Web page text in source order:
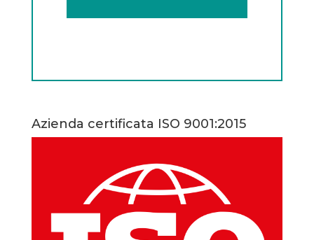
Azienda certificata ISO 9001:2015